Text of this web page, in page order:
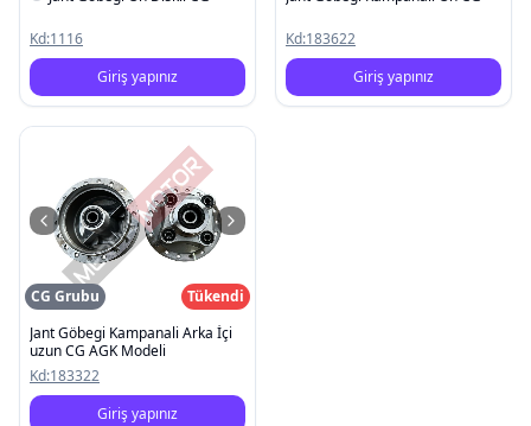
Kd:1116
Giriş yapınız
Kd:183622
Giriş yapınız
CG Grubu
Tükendi
Jant Göbegi Kampanali Arka İçi
uzun CG AGK Modeli
Kd:183322
Giriş yapınız